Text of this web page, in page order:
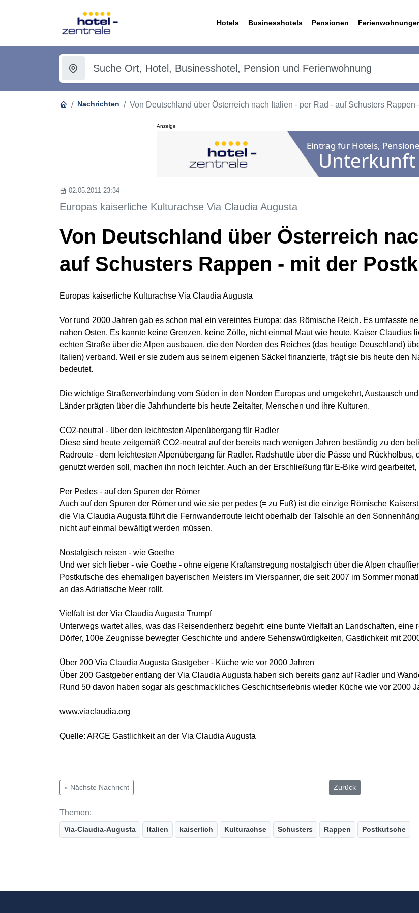
Hotels Businesshotels Pensionen
Nachrichten Von Deutschland über Österreich nach Italien - per Rad - auf Schusters Rappen
Anzeige
02.05.2011 23:34
Europas kaiserliche Kulturachse Via Claudia Augusta
Von Deutschland über Österreich
auf Schusters Rappen - mit der
Europas kaiserliche Kulturachse Via Claudia Augusta
Vor rund 2000 Jahren gab es schon mal ein vereintes Europa: das Römische Reich. Es umfasste
nahen Osten. Es kannte keine Grenzen, keine Zölle, nicht einmal Maut wie heute. Kaiser Claudius
echten Straße über die Alpen ausbauen, die den Norden des Reiches (das heutige Deuschland)
Italien) verband. Weil er sie zudem aus seinem eigenen Säckel finanzierte, trägt sie bis heute den
bedeutet.
Die wichtige Straßenverbindung vom Süden in den Norden Europas und umgekehrt, Austausch
Länder prägten über die Jahrhunderte bis heute Zeitalter, Menschen und ihre Kulturen.
CO2-neutral - über den leichtesten Alpenübergang für Radler
Diese sind heute zeitgemäß CO2-neutral auf der bereits nach wenigen Jahren beständig zu den
Radroute - dem leichtesten Alpenübergang für Radler. Radshuttle über die Pässe und
genutzt werden soll, machen ihn noch leichter. Auch an der Erschließung für E-Bike wird gearbeitet,
Per Pedes - auf den Spuren der Römer
Auch auf den Spuren der Römer und wie sie per pedes (= zu Fuß) ist die einzige Römische
die Via Claudia Augusta führt die Fernwanderroute leicht oberhalb der Talsohle an den
nicht auf einmal bewältigt werden müssen.
Nostalgisch reisen - wie Goethe
Und wer sich lieber - wie Goethe - ohne eigene Kraftanstregung nostalgisch über die Alpen
Postkutsche des ehemaligen bayerischen Meisters im Vierspanner, die seit 2007 im Sommer
an das Adriatische Meer rollt.
Vielfalt ist der Via Claudia Augusta Trumpf
Unterwegs wartet alles, was das Reisendenherz begehrt: eine bunte Vielfalt an Landschaften,
Dörfer, 100e Zeugnisse bewegter Geschichte und andere Sehenswürdigkeiten, Gastlichkeit mit
Über 200 Via Claudia Augusta Gastgeber - Küche wie vor 2000 Jahren
Über 200 Gastgeber entlang der Via Claudia Augusta haben sich bereits ganz auf Radler und
Rund 50 davon haben sogar als geschmackliches Geschichtserlebnis wieder Küche wie vor 2000
www.viaclaudia.org
Quelle: ARGE Gastlichkeit an der Via Claudia Augusta
« Nächste Nachricht Zurück
Themen:
Via-Claudia-Augusta Italien kaiserlich Kulturachse Schusters Rappen Postkutsche